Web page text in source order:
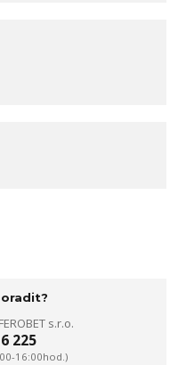
s.r.o.
225
16:00hod.)